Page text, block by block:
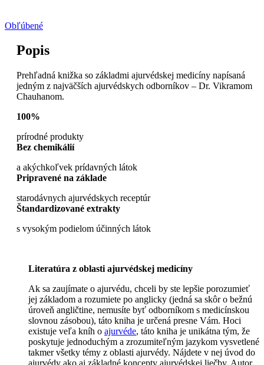
Obľúbené
Popis
Prehľadná knižka so základmi ajurvédskej medicíny napísaná
jedným z najväčších ajurvédskych odborníkov – Dr. Vikramom
Chauhanom.
100%
prírodné produkty
Bez chemikálií
a akýchkoľvek prídavných látok
Pripravené na základe
starodávnych ajurvédskych receptúr
Štandardizované extrakty
s vysokým podielom účinných látok
Literatúra z oblasti ajurvédskej medicíny
Ak sa zaujímate o ajurvédu, chceli by ste lepšie porozumieť
jej základom a rozumiete po anglicky (jedná sa skôr o bežnú
úroveň angličtine, nemusíte byť odborníkom s medicínskou
slovnou zásobou), táto kniha je určená presne Vám. Hoci
existuje veľa kníh o ajurvéde, táto kniha je unikátna tým, že
poskytuje jednoduchým a zrozumiteľným jazykom vysvetlené
takmer všetky témy z oblasti ajurvédy. Nájdete v nej úvod do